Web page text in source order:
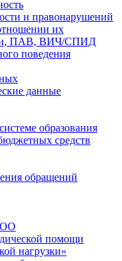
и правонарушений
их
ПАВ, ВИЧ/СПИД
поведения
данные
образования
средств
обращений
помощи
нагрузки»